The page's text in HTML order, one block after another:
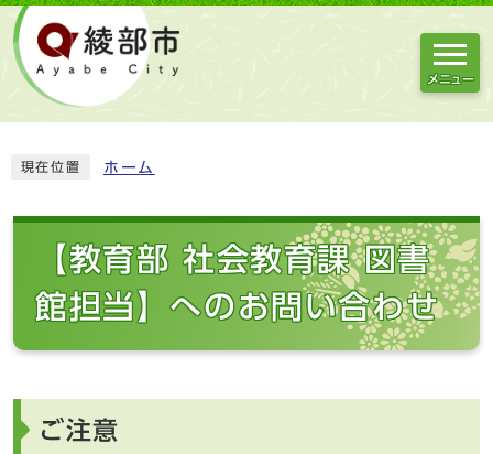
メニュー
現在位置 ホーム
【教育部 社会教育課 図書
館担当】へのお問い合わせ
ご注意